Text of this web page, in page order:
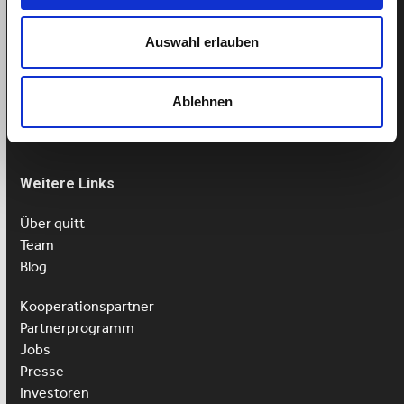
Auswahl erlauben
Ablehnen
Tel: 043 505 18 02
Weitere Links
Über quitt
Team
Blog
Kooperationspartner
Partnerprogramm
Jobs
Presse
Investoren